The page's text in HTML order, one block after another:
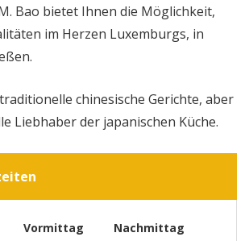
Bao bietet Ihnen die Möglichkeit,
im Herzen Luxemburgs, in
chinesische Gerichte, aber
Liebhaber der japanischen Küche.
Vormittag
Nachmittag